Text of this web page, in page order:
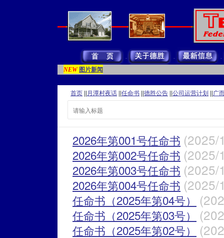
NEW 图片新闻
首页 ||月潭村夜话 ||任命书 ||德胜公告 ||公司运营计划 ||广
2026年第001号任命书 (2025/
2026年第002号任命书 (2025/
2026年第003号任命书 (2025/
2026年第004号任命书 (2025/
任命书（2025年第04号）
任命书（2025年第03号）
任命书（2025年第02号）